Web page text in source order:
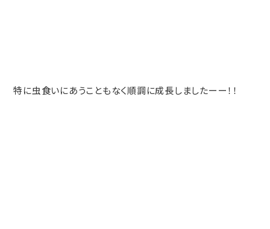
特に虫食いにあうこともなく順調に成長しましたーー！！